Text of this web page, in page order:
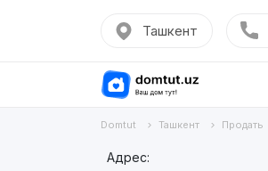
Ташкент
Domtut Ташкент Продать
Адрес: